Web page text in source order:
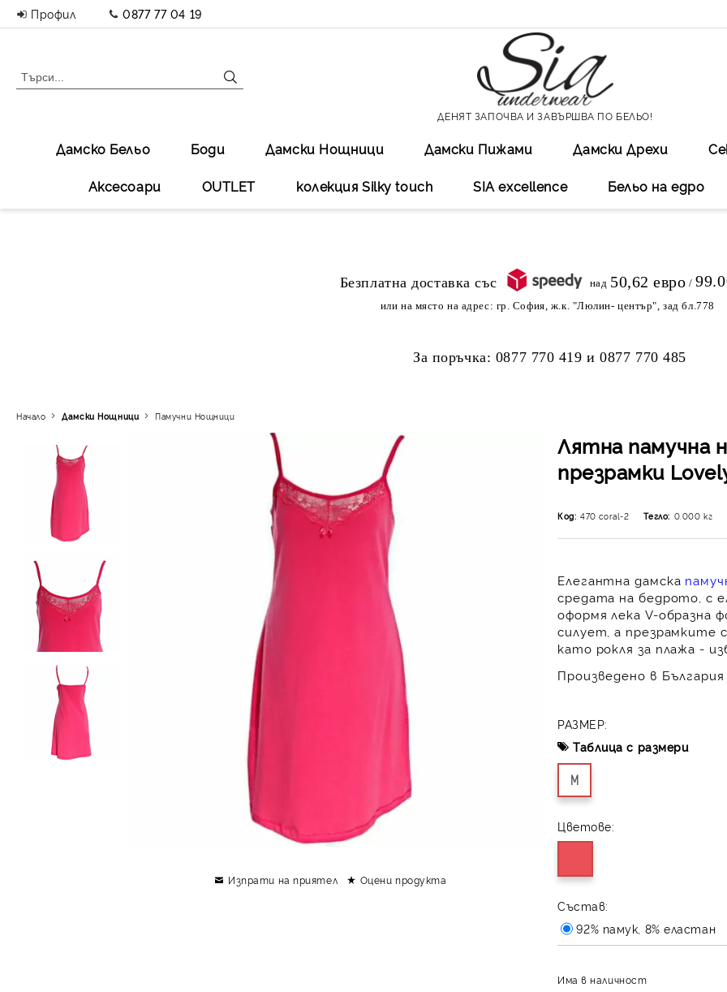
Профил 0877 77 04 19
ДЕНЯТ ЗАПОЧВА И ЗАВЪРШВА ПО БЕЛЬО!
Дамско Бельо Боди Дамски Нощници Дамски Пижами Дамски Дрехи
Аксесоари OUTLET колекция Silky touch SIA excellеnce Бельо на едро
над 50,62 евро /
или на място на адрес: гр. София, ж.к. "Люлин- център", зад бл.778
За поръчка: 0877 770 419 и0877 770 485
Начало Дамски Нощници Памучни Нощници
Лятна памучна
презрамки
Код: 470 coral-2 Тегло: 0.000 кг
Елегантна дамска
средата на бедрото, с
оформя лека V-образна
силует, а презрамките
като рокля за плажа -
Произведено в
РАЗМЕР:
Таблица с размери
M
Цветове:
Състав:
92% памук, 8% еластан
Има в наличност
Изпрати на приятел Оцени продукта